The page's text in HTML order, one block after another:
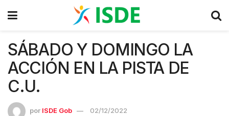
SÁBADO Y DOMINGO LA
ACCIÓN EN LA PISTA DE
C.U.
por ISDE Gob
02/12/2022